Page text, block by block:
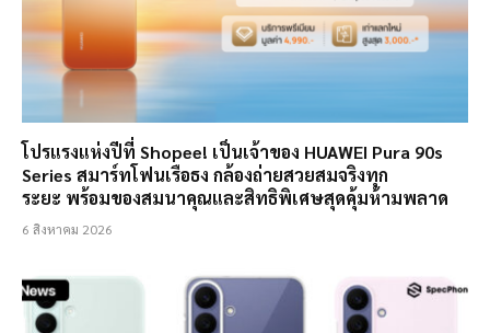
โปรแรงแห่งปีที่ Shopee! เป็นเจ้าของ HUAWEI Pura 90s
Series สมาร์ทโฟนเรือธง กล้องถ่ายสวยสมจริงทุก
ระยะ พร้อมของสมนาคุณและสิทธิพิเศษสุดคุ้มห้ามพลาด
6 สิงหาคม 2026